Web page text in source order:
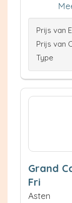
Prijs van
Prijs van
Type
Grand
Fri
Asten